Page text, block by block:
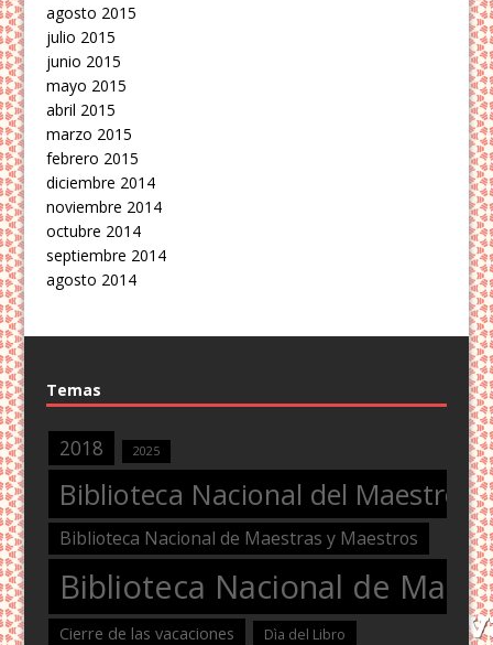
agosto 2015
julio 2015
junio 2015
mayo 2015
abril 2015
marzo 2015
febrero 2015
diciembre 2014
noviembre 2014
octubre 2014
septiembre 2014
agosto 2014
Temas
2018 2025
Biblioteca Nacional del Maestro
Biblioteca Nacional de Maestras y Maestros
Biblioteca Nacional de
Cierre de las vacaciones Dìa del Libro